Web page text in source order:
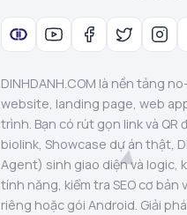
DINHDANH.COM là nền tảng
website, landing page, web
trình. Bạn có rút gọn link và QR
biolink, Showcase dự án thật,
Agent) sinh giao diện và logic,
tính năng, kiểm tra SEO cơ bản
riêng hoặc gói Android. Giải